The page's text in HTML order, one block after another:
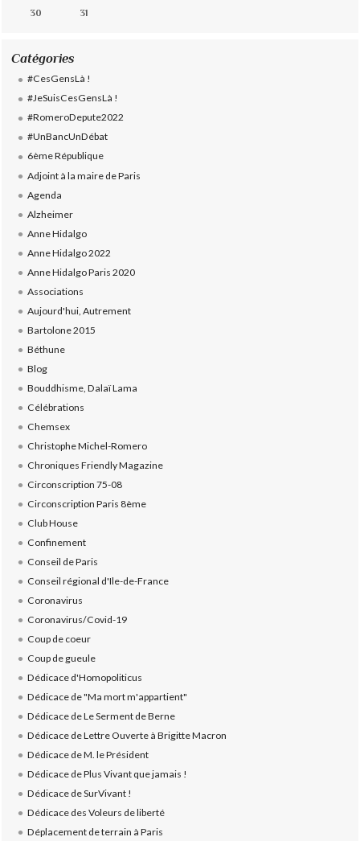
30
31
Catégories
#CesGensLà !
#JeSuisCesGensLà !
#RomeroDepute2022
#UnBancUnDébat
6ème République
Adjoint à la maire de Paris
Agenda
Alzheimer
Anne Hidalgo
Anne Hidalgo 2022
Anne Hidalgo Paris 2020
Associations
Aujourd'hui, Autrement
Bartolone 2015
Béthune
Blog
Bouddhisme, Dalaï Lama
Célébrations
Chemsex
Christophe Michel-Romero
Chroniques Friendly Magazine
Circonscription 75-08
Circonscription Paris 8ème
Club House
Confinement
Conseil de Paris
Conseil régional d'Ile-de-France
Coronavirus
Coronavirus/Covid-19
Coup de coeur
Coup de gueule
Dédicace d'Homopoliticus
Dédicace de "Ma mort m'appartient"
Dédicace de Le Serment de Berne
Dédicace de Lettre Ouverte à Brigitte Macron
Dédicace de M. le Président
Dédicace de Plus Vivant que jamais !
Dédicace de SurVivant !
Dédicace des Voleurs de liberté
Déplacement de terrain à Paris